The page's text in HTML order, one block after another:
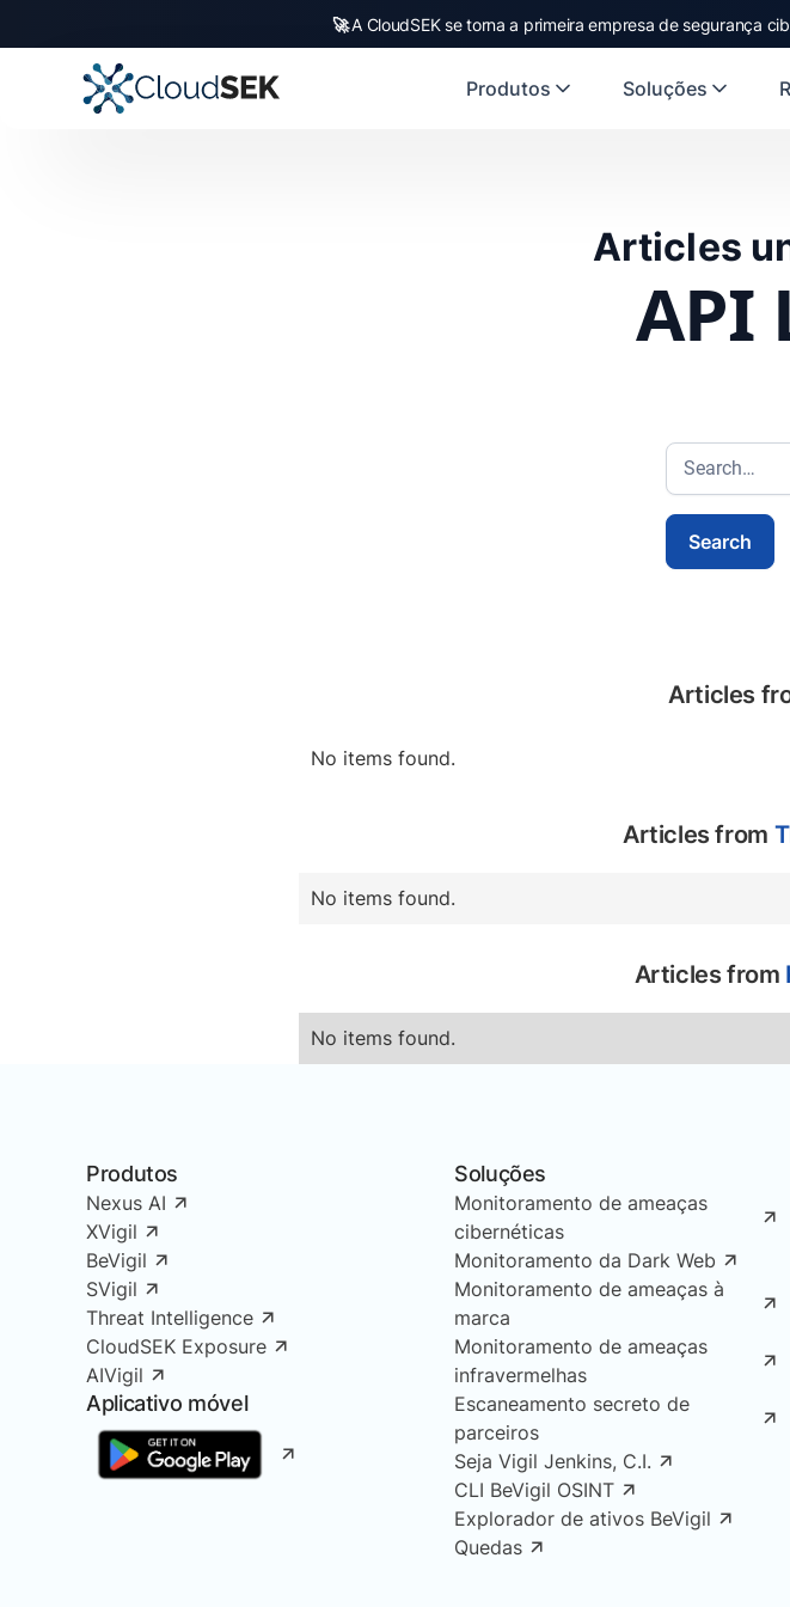
🚀A CloudSEK se torna a primeira empresa de segurança
Produtos Soluções
Articles
API
Articles
No items found.
Articles from
No items found.
Articles from
No items found.
Produtos
Nexus AI
XVigil
BeVigil
SVigil
Threat Intelligence
CloudSEK Exposure
AIVigil
Aplicativo móvel
Soluções
Monitoramento de ameaças
cibernéticas
Monitoramento da Dark Web
Monitoramento de ameaças à
marca
Monitoramento de ameaças
infravermelhas
Escaneamento secreto de
parceiros
Seja Vigil Jenkins, C.I.
CLI BeVigil OSINT
Explorador de ativos BeVigil
Quedas